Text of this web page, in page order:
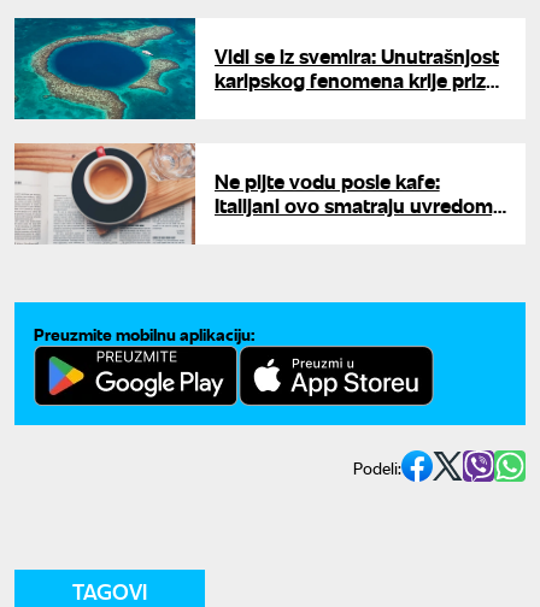
Vidi se iz svemira: Unutrašnjost
karipskog fenomena krije prizor
Ne pijte vodu posle kafe:
Italijani ovo smatraju uvredom,
Preuzmite mobilnu aplikaciju:
Podeli:
TAGOVI